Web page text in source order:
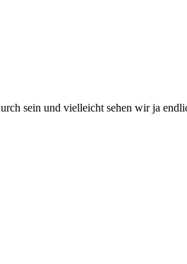
sein und vielleicht sehen wir ja